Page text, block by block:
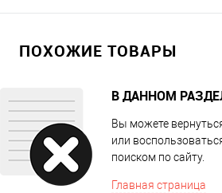
ПОХОЖИЕ ТОВАРЫ
В ДАННОМ
Вы можете
или
поиском по сайту.
Главная страница